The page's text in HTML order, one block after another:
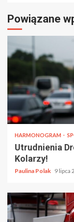
Powiązane
HARMONOGRAM
Utrudnienia
Kolarzy!
Paulina Polak 9 lipca